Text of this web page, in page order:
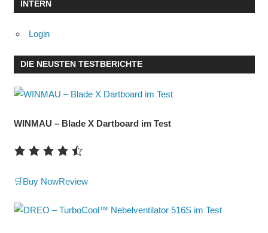
INTERN
Login
DIE NEUSTEN TESTBERICHTE
WINMAU – Blade X Dartboard im Test
🛒Buy NowReview